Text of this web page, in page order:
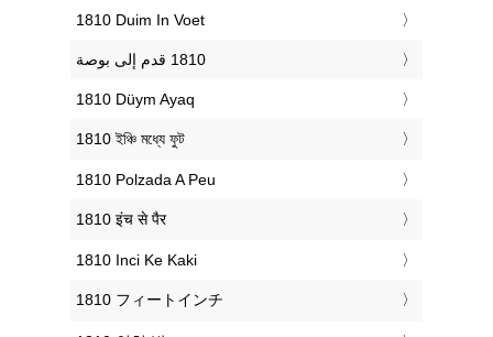
‎1810 Duim In Voet
‎1810 Düym Ayaq
‎1810 ইঞ্চি মধ্যে ফুট
‎1810 Polzada A Peu
‎1810 इंच से पैर
‎1810 Inci Ke Kaki
‎1810 フィートインチ